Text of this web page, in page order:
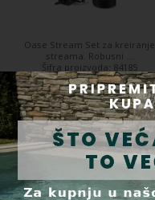
Oase Stream Set za kreiranje
streama. Robusni ...
Šifra proizvoda: 84185
1 387,48 €
Kupi
U roku 5 dana